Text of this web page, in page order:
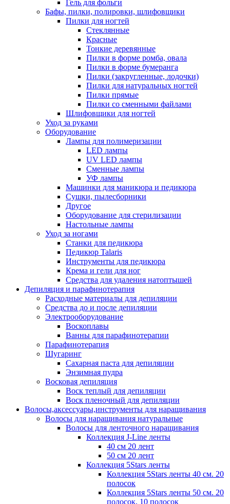
Гель для фольги
Бафы, пилки, полировки, шлифовщики
Пилки для ногтей
Стеклянные
Красные
Тонкие деревянные
Пилки в форме ромба, овала
Пилки в форме бумеранга
Пилки (закругленные, лодочки)
Пилки для натуральных ногтей
Пилки прямые
Пилки со сменными файлами
Шлифовщики для ногтей
Уход за руками
Оборудование
Лампы для полимеризации
LED лампы
UV LED лампы
Сменные лампы
УФ лампы
Машинки для маникюра и педикюра
Сушки, пылесборники
Другое
Оборудование для стерилизации
Настольные лампы
Уход за ногами
Станки для педикюра
Педикюр Talaris
Инструменты для педикюра
Крема и гели для ног
Средства для удаления натоптышей
Депиляция и парафинотерапия
Расходные материалы для депиляции
Средства до и после депиляции
Электрооборудование
Воскоплавы
Ванны для парафинотерапии
Парафинотерапия
Шугаринг
Сахарная паста для депиляции
Энзимная пудра
Восковая депиляция
Воск теплый для депиляции
Воск пленочный для депиляции
Волосы,аксессуары,инструменты для наращивания
Волосы для наращивания натуральные
Волосы для ленточного наращивания
Коллекция J-Line ленты
40 см 20 лент
50 см 20 лент
Коллекция 5Stars ленты
Коллекция 5Stars ленты 40 см. 20
полосок
Коллекция 5Stars ленты 50 см. 20
полосок, 10 полосок